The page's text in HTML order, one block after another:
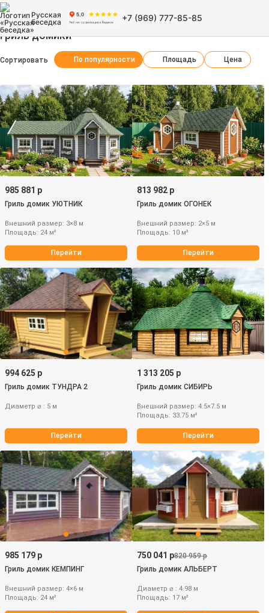
Русская
беседка
+7 (969) 777-85-85
Гриль домики
Сортировать По популярности Площадь Цена
985 881 р
Гриль домик УЮТНИК
Внешний размер: 3×8 м
Площадь: 24 м²
Перейти
813 982 р
Гриль домик ОГОНЕК
Внешний размер: 2×5 м
Площадь: 10 м²
Перейти
994 625 р
Гриль домик ТУНДРА 2
Диаметр ⌀ : 5 м
Перейти
1 313 205 р
Гриль домик СИБИРЬ
Внешний размер: 4.5×7.5 м
Площадь: 33.75 м²
Перейти
985 179 р
Гриль домик КЕМПИНГ
Внешний размер: 4×6 м
Площадь: 24 м²
750 041 р820 959 р
Гриль домик АЛЬБЕРТ
Диаметр ⌀ : 4.98 м
Площадь: 17 м²